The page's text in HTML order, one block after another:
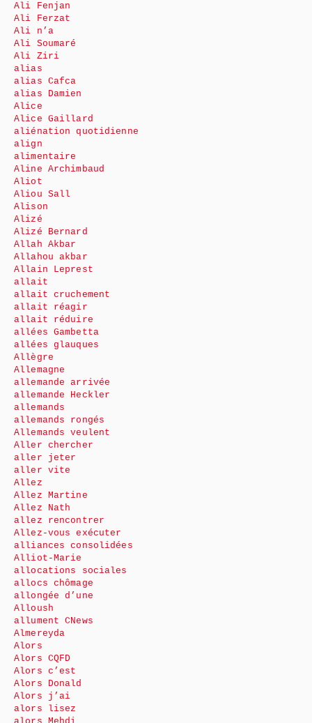
Ali Fenjan
Ali Ferzat
Ali n’a
Ali Soumaré
Ali Ziri
alias
alias Cafca
alias Damien
Alice
Alice Gaillard
aliénation quotidienne
align
alimentaire
Aline Archimbaud
Aliot
Aliou Sall
Alison
Alizé
Alizé Bernard
Allah Akbar
Allahou akbar
Allain Leprest
allait
allait cruchement
allait réagir
allait réduire
allées Gambetta
allées glauques
Allègre
Allemagne
allemande arrivée
allemande Heckler
allemands
allemands rongés
Allemands veulent
Aller chercher
aller jeter
aller vite
Allez
Allez Martine
Allez Nath
allez rencontrer
Allez-vous exécuter
alliances consolidées
Alliot-Marie
allocations sociales
allocs chômage
allongée d’une
Alloush
allument CNews
Almereyda
Alors
Alors CQFD
Alors c’est
Alors Donald
Alors j’ai
alors lisez